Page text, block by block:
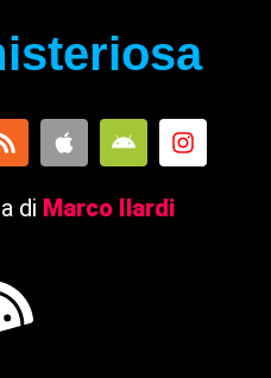
di Marco Ilardi